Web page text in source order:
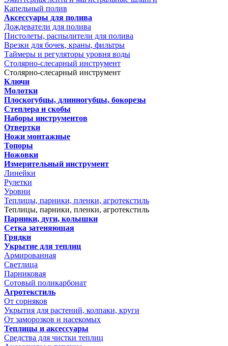
Капельный полив
Аксессуары для полива
Дождеватели для полива
Пистолеты, распылители для полива
Врезки для бочек, краны, фильтры
Таймеры и регуляторы уровня воды
Столярно-слесарный инструмент
Столярно-слесарный инструмент
Ключи
Молотки
Плоскогубцы, длинногубцы, бокорезы
Степлера и скобы
Наборы инструментов
Отвертки
Ножи монтажные
Топоры
Ножовки
Измерительный инструмент
Линейки
Рулетки
Уровни
Теплицы, парники, пленки, агротекстиль
Теплицы, парники, пленки, агротекстиль
Парники, дуги, колышки
Сетка затеняющая
Грядки
Укрытие для теплиц
Армированная
Светлица
Парниковая
Сотовый поликарбонат
Агротекстиль
От сорняков
Укрытия для растений, колпаки, круги
От заморозков и насекомых
Теплицы и аксессуары
Средства для чистки теплиц